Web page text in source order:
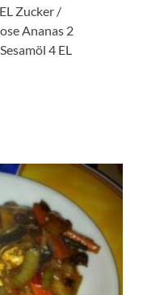
Zucker /
Ananas 2
4 EL